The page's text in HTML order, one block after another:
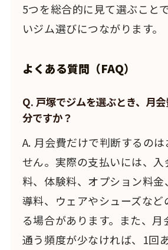
5つを総合的に見て選ぶこと
いジム選びにつながります。
よくある質問（FAQ）
Q. 戸塚でジムを選ぶとき、月
分ですか？
A. 月会費だけで判断するの
せん。実際の支払いには、
料、体験料、オプション料
導料、ウェアやシューズなど
る場合があります。また、月
通う頻度が少なければ、1回